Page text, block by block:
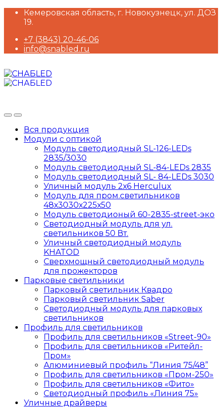
Skip
Skip
Кемеровская область, г. Новокузнецк, ул. ДОЗ
19.
+7 (3843) 20-46-06
info@snabled.ru
Вся продукция
Модули с оптикой
Модуль светодиодный SL-126-LEDs
2835/3030
Модуль светодиодный SL-84-LEDs 2835
Модуль светодиодный SL- 84-LEDs 3030
Уличный модуль 2х6 Herculux
Модуль для пром.светильников
48х3030х225х50
Модуль светодионый 60-2835-street-эко
Светодиодный модуль для ул.
светильников 50 Вт.
Уличный светодиодный модуль
KHATOD
Сверхмощный светодиодный модуль
для прожекторов
Парковые светильники
Парковый светильник Квадро
Парковый светильник Saber
Светодиодный модуль для парковых
светильников
Профиль для светильников
Профиль для светильников «Street-90»
Профиль для светильников «Ритейл-
Пром»
Алюминиевый профиль “Линия 75/48”
Профиль для светильников «Пром-250»
Профиль для светильников «Фито»
Светодиодный профиль «Линия 75»
Уличные драйверы